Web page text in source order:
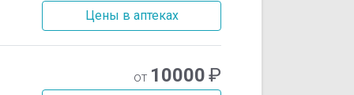
Цены в аптеках
от 10000₽